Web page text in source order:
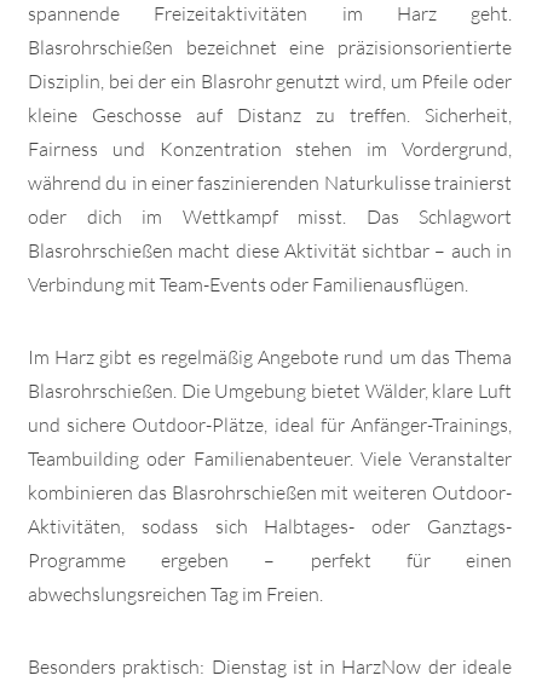
spannende Freizeitaktivitäten im Harz geht.
Blasrohrschießen bezeichnet eine präzisionsorientierte
Disziplin, bei der ein Blasrohr genutzt wird, um Pfeile oder
kleine Geschosse auf Distanz zu treffen. Sicherheit,
Fairness und Konzentration stehen im Vordergrund,
während du in einer faszinierenden Naturkulisse trainierst
oder dich im Wettkampf misst. Das Schlagwort
Blasrohrschießen macht diese Aktivität sichtbar – auch in
Verbindung mit Team-Events oder Familienausflügen.
Im Harz gibt es regelmäßig Angebote rund um das Thema
Blasrohrschießen. Die Umgebung bietet Wälder, klare Luft
und sichere Outdoor-Plätze, ideal für Anfänger-Trainings,
Teambuilding oder Familienabenteuer. Viele Veranstalter
kombinieren das Blasrohrschießen mit weiteren Outdoor-
Aktivitäten, sodass sich Halbtages- oder Ganztags-
Programme ergeben – perfekt für einen
abwechslungsreichen Tag im Freien.
Besonders praktisch: Dienstag ist in HarzNow der ideale